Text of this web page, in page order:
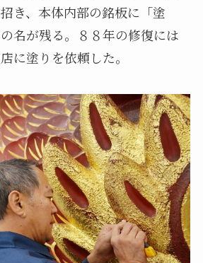
き、本体内部の銘板に「塗
名が残る。８８年の修復には
に塗りを依頼した。